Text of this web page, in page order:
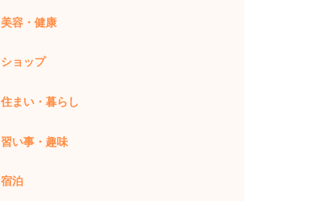
美容・健康
ショップ
住まい・暮らし
習い事・趣味
宿泊